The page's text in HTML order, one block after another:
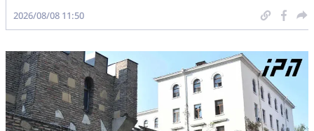
2026/08/08 11:50